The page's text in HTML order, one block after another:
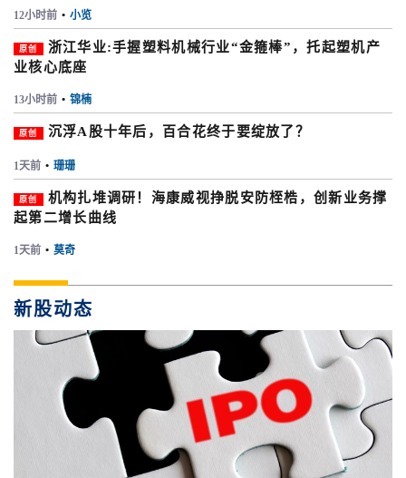
12小时前 • 小览
原创
浙江华业:手握塑料机械行业“金箍棒”，托起塑机产
业核心底座
13小时前 • 锦楠
原创 沉浮A股十年后，百合花终于要绽放了？
1天前 • 珊珊
原创
机构扎堆调研！海康威视挣脱安防桎梏，创新业务撑
起第二增长曲线
1天前 • 莫奇
新股动态